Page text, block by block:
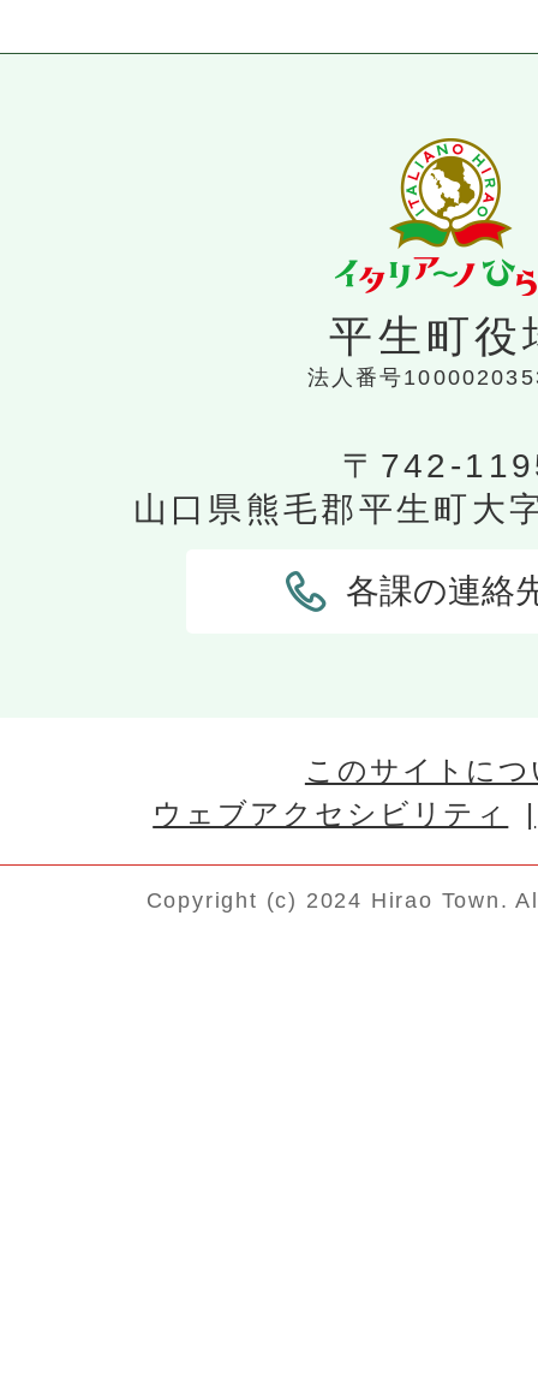
平生町役
法人番号
〒742-
山口県熊毛郡平生町大
各課の連絡
このサイトに
ウェブアクセシビリティ
Copyright (c) 2024 Hirao Town.